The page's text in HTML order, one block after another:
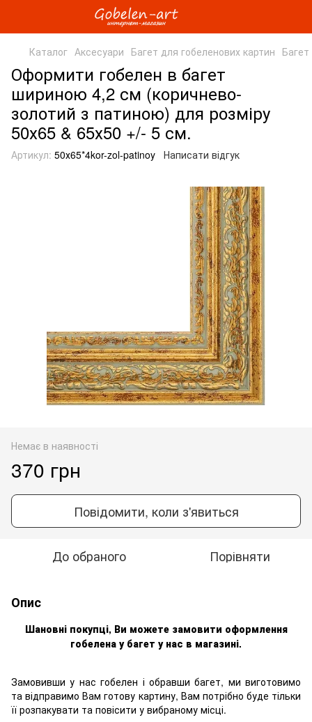
Каталог Аксесуари Багет для гобеленових картин
Оформити гобелен в багет
шириною 4,2 см (коричнево-
золотий з патиною) для розміру
50х65 & 65х50 +/- 5 см.
Артикул: 50х65*4kor-zol-patinoy Написати відгук
Немає в наявності
370 грн
Повідомити, коли з'явиться
До обраного Порівняти
Опис
Шановні покупці, Ви можете замовити оформлення
гобелена у багет у нас в магазині.
Замовивши у нас гобелен і обравши багет, ми виготовимо
та відправимо Вам готову картину, Вам потрібно буде тільки
її розпакувати та повісити у вибраному місці.